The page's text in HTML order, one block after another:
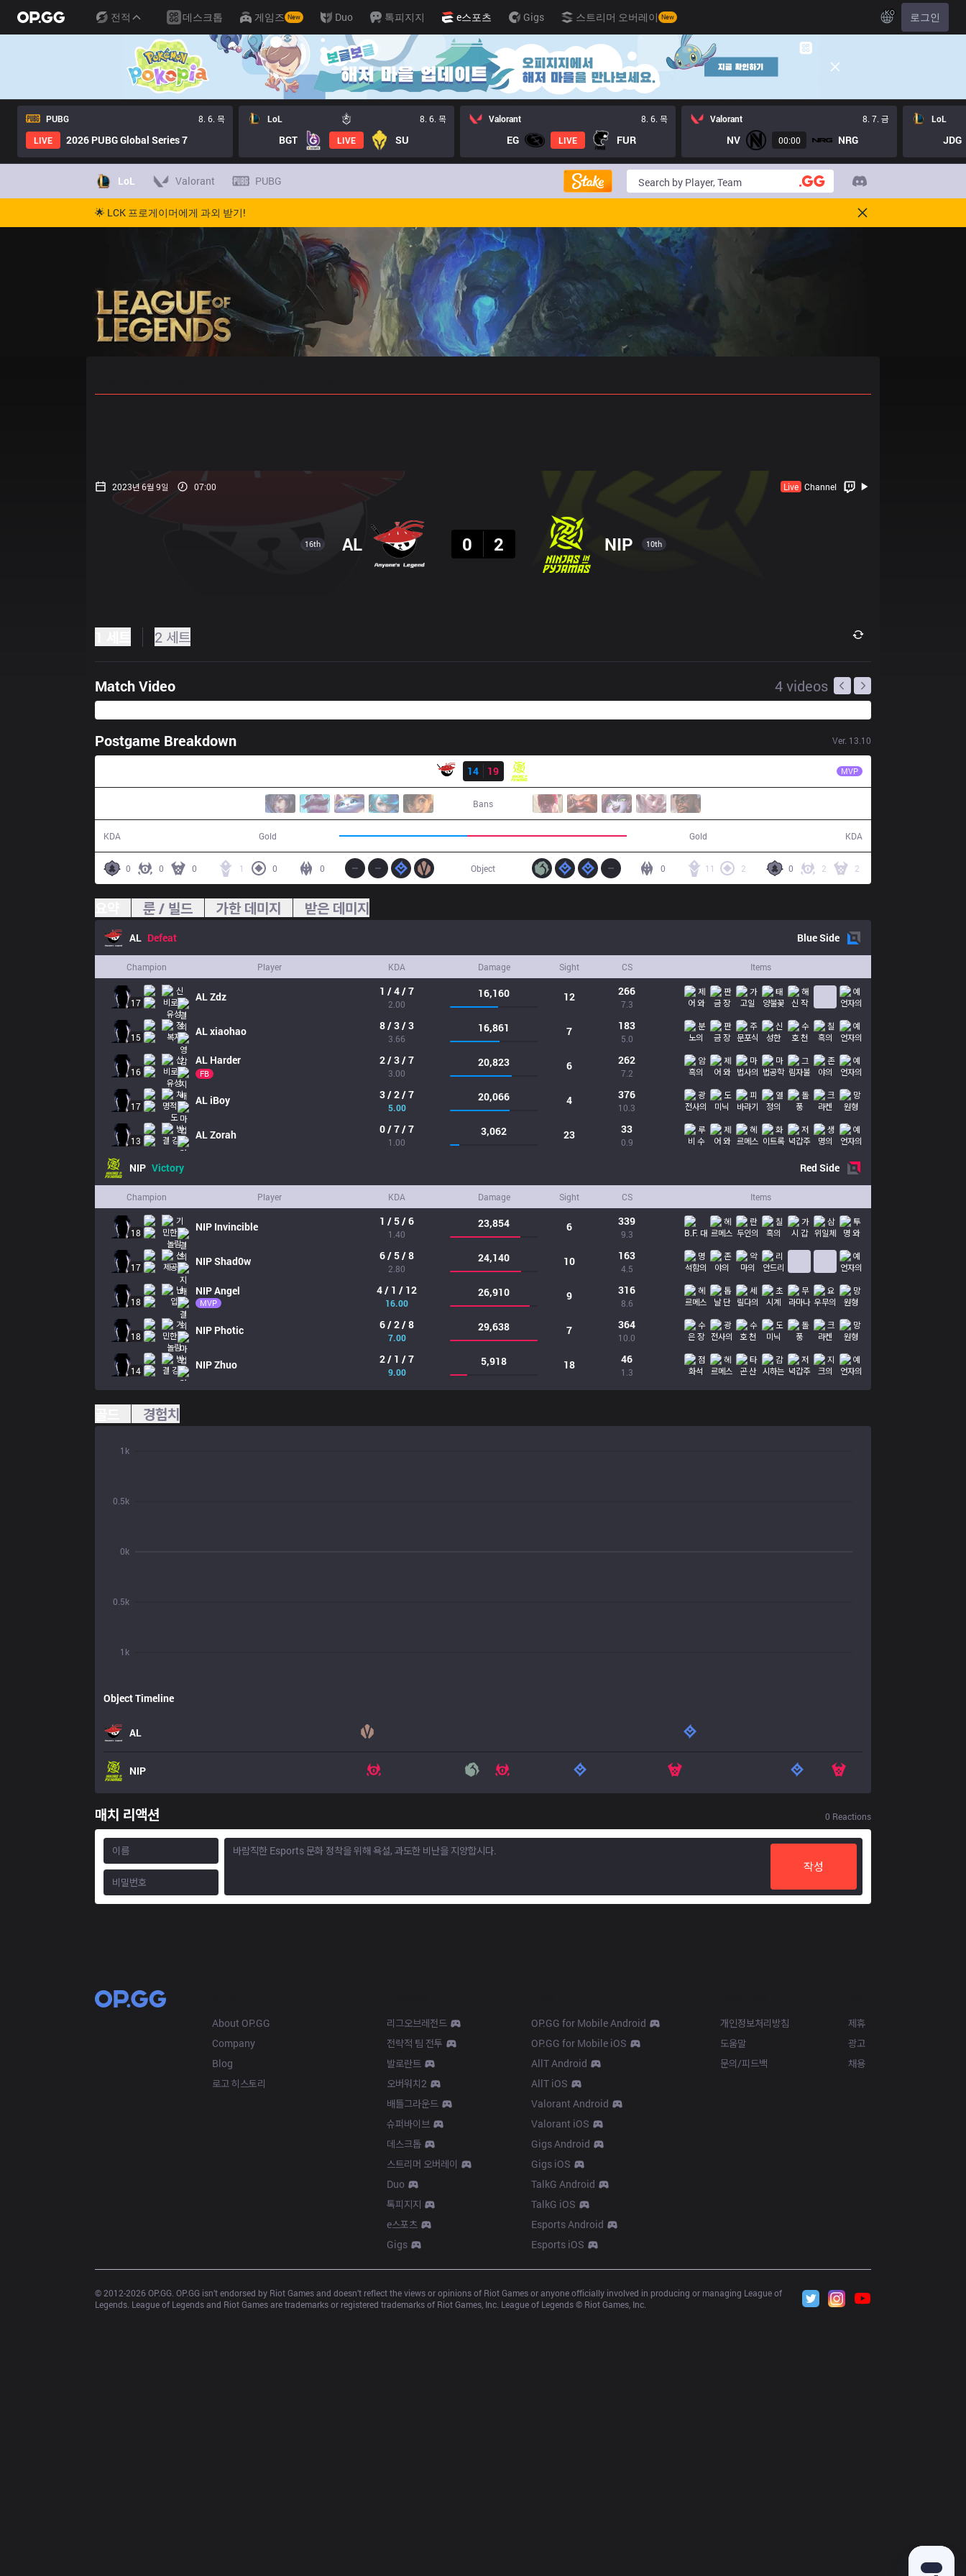
전적 데스크톱 게임즈 New Duo 톡피지지 e스포츠 Gigs 스트리머 오버레이 New KO 로그인
PUBG
8. 6. 목
LIVE
2026 PUBG Global Series 7
LoL 8. 6. 목
BGT LIVE SU
Valorant 8. 6. 목
EG LIVE FUR
Valorant 8. 7. 금
NV 00:00 NRG
LoL
JDG
LoL Valorant PUBG
🌟 LCK 프로게이머에게 과외 받기!
2023년 6월 9일 07:00 Live Channel
16th AL
0
2 NIP 10th
2 세트
Match Video 4videos
Postgame Breakdown Ver. 13.10
14
19 MVP
Bans
KDA Gold Gold KDA
0 0 0 1 0 0 0 2 2
11 2
0
Object
룬 / 빌드 가한 데미지 받은 데미지
AL Defeat BlueSide
Champion Player KDA Damage Sight CS Items
17 ALZdz 1 / 4 / 7
2.00
16,160 12 266
7.3
15 ALxiaohao 8 / 3 / 3
3.66
16,861 7 183
5.0
16
AL Harder
FB
2 / 3 / 7
3.00
20,823 6 262
7.2
17 ALiBoy 3 / 2 / 7
5.00
20,066 4 376
10.3
13 ALZorah 0 / 7 / 7
1.00
3,062 23 33
0.9
NIP Victory RedSide
Champion Player KDA Damage Sight CS Items
18 NIP Invincible 1 / 5 / 6
1.40
23,854 6 339
9.3
17 NIPShad0w 6 / 5 / 8
2.80
24,140 10 163
4.5
18
NIPAngel
MVP
4 / 1 / 12
16.00
26,910 9 316
8.6
18 NIP Photic 6 / 2 / 8
7.00
29,638 7 364
10.0
14 NIPZhuo 2 / 1 / 7
9.00
5,918 18 46
1.3
경험치
1k
0.5k
0k
0.5k
1k
Object Timeline
AL
NIP
매치 리액션 0 Reactions
작성
About OP.GG
Company
Blog
로고 히스토리
리그오브레전드
전략적 팀 전투
발로란트
오버워치2
배틀그라운드
슈퍼바이브
데스크톱
스트리머 오버레이
Duo
톡피지지
e스포츠
Gigs
OP.GG for Mobile Android
OP.GG for Mobile iOS
AllT Android
AllT iOS
Valorant Android
Valorant iOS
Gigs Android
Gigs iOS
TalkG Android
TalkG iOS
Esports Android
Esports iOS
개인정보처리방침
도움말
문의/피드백
제휴
광고
채용
© 2012-2026 OP.GG. OP.GG isn’t endorsed by Riot Games and doesn’t reflect the views or opinions of Riot Games or anyone officially involved in producing or managing League of
Legends. League of Legends and Riot Games are trademarks or registered trademarks of Riot Games, Inc. League of Legends © Riot Games, Inc.